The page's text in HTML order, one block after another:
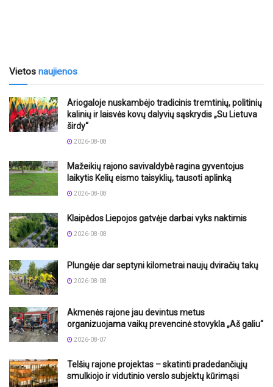
Vietos naujienos
Ariogaloje nuskambėjo tradicinis tremtinių, politinių
kalinių ir laisvės kovų dalyvių sąskrydis „Su Lietuva
širdy“
2026-08-08
Mažeikių rajono savivaldybė ragina gyventojus
laikytis Kelių eismo taisyklių, tausoti aplinką
2026-08-08
Klaipėdos Liepojos gatvėje darbai vyks naktimis
2026-08-08
Plungėje dar septyni kilometrai naujų dviračių takų
2026-08-08
Akmenės rajone jau devintus metus
organizuojama vaikų prevencinė stovykla „Aš galiu“
2026-08-07
Telšių rajone projektas – skatinti pradedančiųjų
smulkiojo ir vidutinio verslo subjektų kūrimąsi